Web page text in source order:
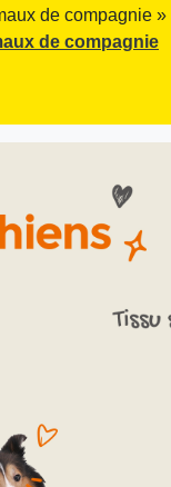
de compagnie »
de compagnie